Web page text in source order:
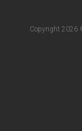
Copyright 2026